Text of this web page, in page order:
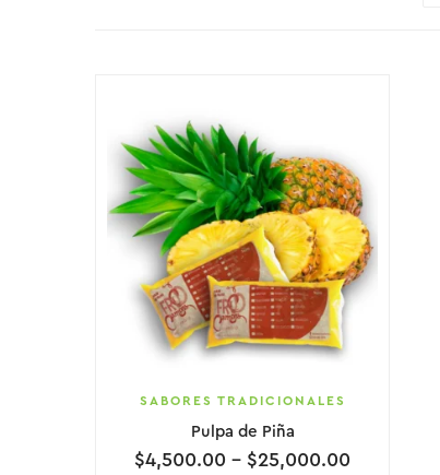
SABORES TRADICIONALES
Pulpa de Piña
$4,500.00 – $25,000.00